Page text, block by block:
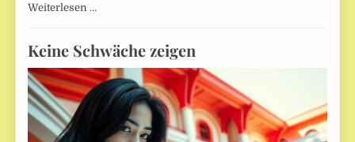
Weiterlesen …
Keine Schwäche zeigen